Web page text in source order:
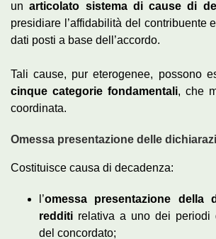
unarticolato sistema di cause di
presidiare l’affidabilità del contribuente
dati posti a base dell’accordo.
Tali cause, pur eterogenee, possono
cinque categorie fondamentali, che
coordinata.
Omessa presentazione delle
Costituisce causa di decadenza:
l’omessa presentazione della
redditi relativa a uno dei periodi
del concordato;